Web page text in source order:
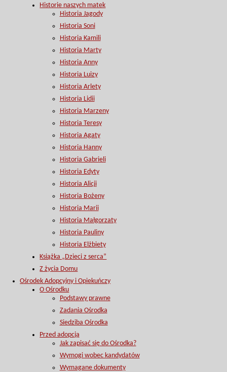
Historie naszych matek
Historia Jagody
Historia Soni
Historia Kamili
Historia Marty
Historia Anny
Historia Luizy
Historia Arlety
Historia Lidii
Historia Marzeny
Historia Teresy
Historia Agaty
Historia Hanny
Historia Gabrieli
Historia Edyty
Historia Alicji
Historia Bożeny
Historia Marii
Historia Małgorzaty
Historia Pauliny
Historia Elżbiety
Książka „Dzieci z serca”
Z życia Domu
Ośrodek Adopcyjny i Opiekuńczy
O Ośrodku
Podstawy prawne
Zadania Ośrodka
Siedziba Ośrodka
Przed adopcją
Jak zapisać się do Ośrodka?
Wymogi wobec kandydatów
Wymagane dokumenty